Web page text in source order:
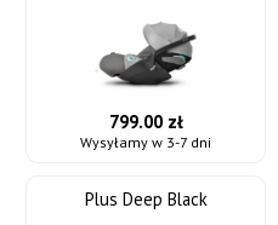
799.00 zł
Wysyłamy w 3-7 dni
Plus Deep Black